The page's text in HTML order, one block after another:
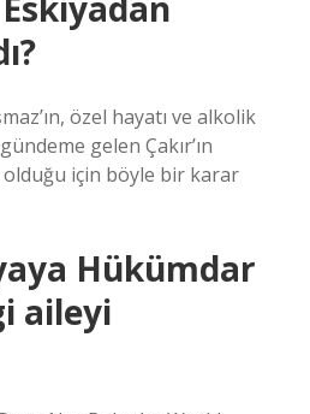
özel hayatı ve alkolik
gelen Çakır’ın
olduğu için böyle bir karar
Hükümdar
aileyi